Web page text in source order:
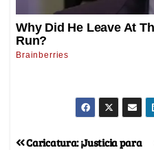
Caricatura: ¡Justicia para